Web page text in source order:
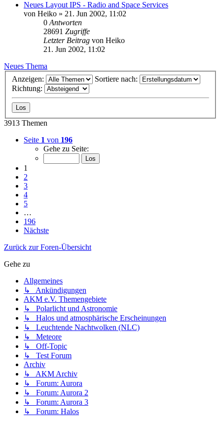
Neues Layout IPS - Radio and Space Services
von Heiko » 21. Jun 2002, 11:02
0 Antworten
28691 Zugriffe
Letzter Beitrag von Heiko
21. Jun 2002, 11:02
Neues Thema
Anzeigen:
Sortiere nach:
Richtung:
3913 Themen
Seite 1 von 196
Gehe zu Seite:
1
2
3
4
5
…
196
Nächste
Zurück zur Foren-Übersicht
Gehe zu
Allgemeines
↳ Ankündigungen
AKM e.V. Themengebiete
↳ Polarlicht und Astronomie
↳ Halos und atmosphärische Erscheinungen
↳ Leuchtende Nachtwolken (NLC)
↳ Meteore
↳ Off-Topic
↳ Test Forum
Archiv
↳ AKM Archiv
↳ Forum: Aurora
↳ Forum: Aurora 2
↳ Forum: Aurora 3
↳ Forum: Halos